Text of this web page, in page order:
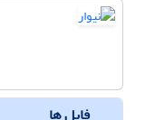
فایل ها